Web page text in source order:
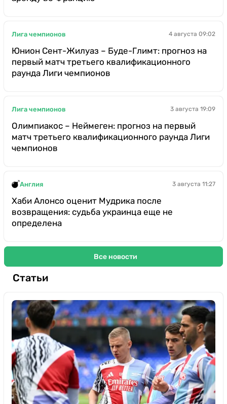
Лига чемпионов 4 августа 09:02
Юнион Сент-Жилуаз – Буде-Глимт: прогноз на
первый матч третьего квалификационного
раунда Лиги чемпионов
Лига чемпионов 3 августа 19:09
Олимпиакос – Неймеген: прогноз на первый
матч третьего квалификационного раунда Лиги
чемпионов
Англия 3 августа 11:27
Хаби Алонсо оценит Мудрика после
возвращения: судьба украинца еще не
определена
Все новости
Статьи